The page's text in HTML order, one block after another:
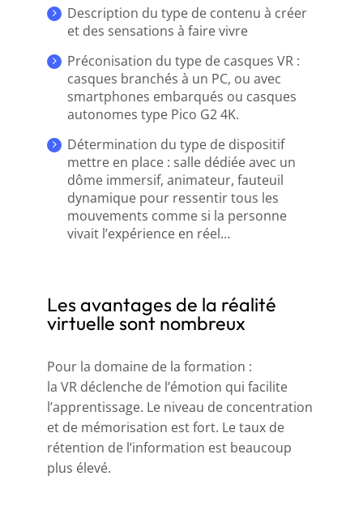
Description du type de contenu à créer
et des sensations à faire vivre
Préconisation du type de casques VR :
casques branchés à un PC, ou avec
smartphones embarqués ou casques
autonomes type Pico G2 4K.
Détermination du type de dispositif
mettre en place : salle dédiée avec un
dôme immersif, animateur, fauteuil
dynamique pour ressentir tous les
mouvements comme si la personne
vivait l’expérience en réel…
Les avantages de la réalité
virtuelle sont nombreux
Pour la domaine de la formation :
la VR déclenche de l’émotion qui facilite
l’apprentissage. Le niveau de concentration
et de mémorisation est fort. Le taux de
rétention de l’information est beaucoup
plus élevé.